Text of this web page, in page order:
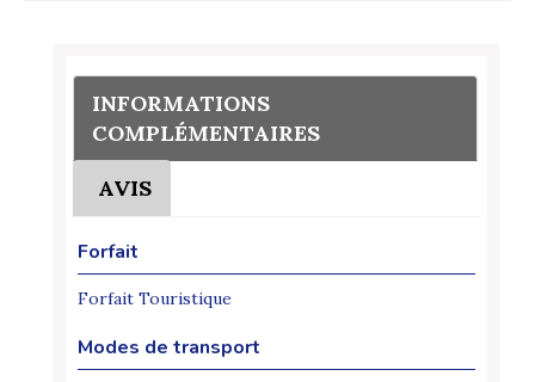
INFORMATIONS
COMPLÉMENTAIRES
AVIS
Forfait
Forfait Touristique
Modes de transport